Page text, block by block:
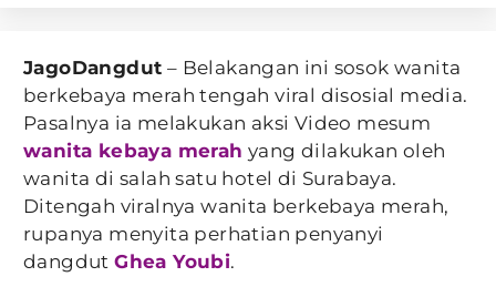
JagoDangdut – Belakangan ini sosok wanita
berkebaya merah tengah viral disosial media.
Pasalnya ia melakukan aksi Video mesum
wanita kebaya merah yang dilakukan oleh
wanita di salah satu hotel di Surabaya.
Ditengah viralnya wanita berkebaya merah,
rupanya menyita perhatian penyanyi
dangdutGhea Youbi.